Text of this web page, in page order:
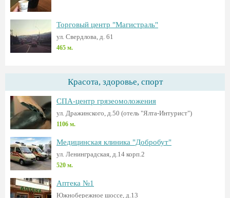
Торговый центр "Магистраль"
ул. Свердлова, д. 61
465 м.
Красота, здоровье, спорт
СПА-центр грязеомоложения
ул. Дражинского, д.50 (отель "Ялта-Интурист")
1106 м.
Медицинская клиника "Добробут"
ул. Ленинградская, д.14 корп.2
520 м.
Аптека №1
Южнобережное шоссе, д.13